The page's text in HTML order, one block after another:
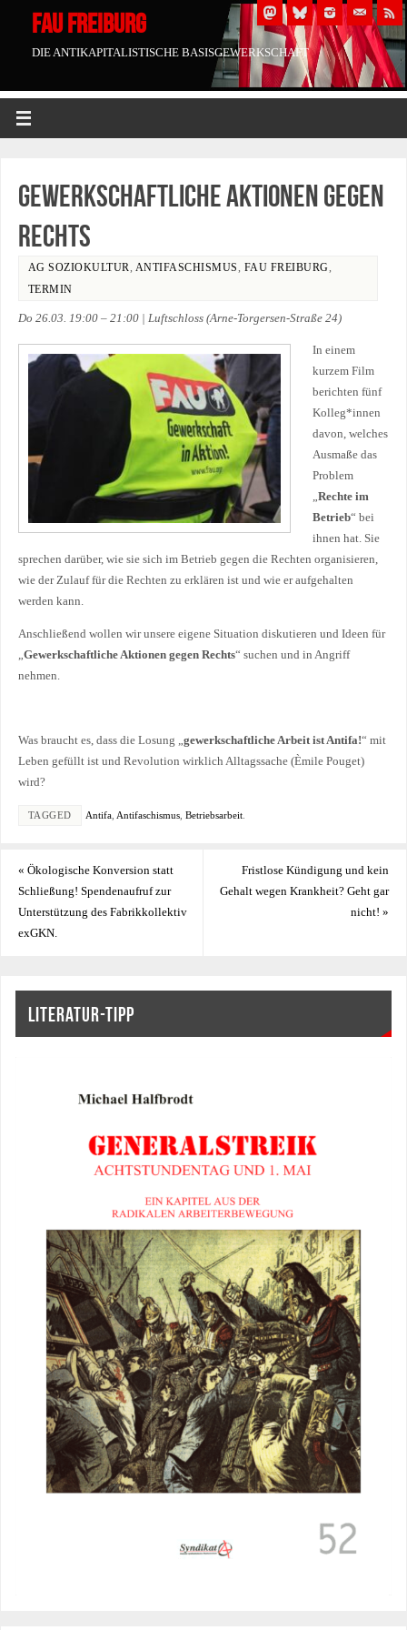
FAU FREIBURG
DIE ANTIKAPITALISTISCHE BASISGEWERKSCHAFT
Gewerkschaftliche Aktionen gegen
Rechts
AG SOZIOKULTUR, ANTIFASCHISMUS, FAU FREIBURG,
TERMIN
Do 26.03. 19:00 – 21:00 | Luftschloss (Arne-Torgersen-Straße 24)
In einem
kurzem Film
berichten fünf
Kolleg*innen
davon, welches
Ausmaße das
Problem
„Rechte im
Betrieb“ bei
ihnen hat. Sie
sprechen darüber, wie sie sich im Betrieb gegen die Rechten organisieren,
wie der Zulauf für die Rechten zu erklären ist und wie er aufgehalten
werden kann.
Anschließend wollen wir unsere eigene Situation diskutieren und Ideen für
„Gewerkschaftliche Aktionen gegen Rechts“ suchen und in Angriff
nehmen.
Was braucht es, dass die Losung „gewerkschaftliche Arbeit ist Antifa!“ mit
Leben gefüllt ist und Revolution wirklich Alltagssache (Èmile Pouget)
wird?
TAGGED Antifa, Antifaschismus, Betriebsarbeit.
« Ökologische Konversion statt
Schließung! Spendenaufruf zur
Unterstützung des Fabrikkollektiv
exGKN.
Fristlose Kündigung und kein
Gehalt wegen Krankheit? Geht gar
nicht!»
LITERATUR-TIPP